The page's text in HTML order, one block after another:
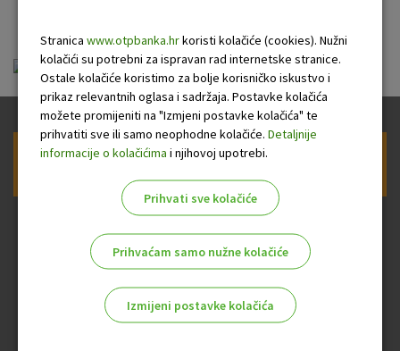
O nama Dnevno financijsko izvješće.pdf
Prijava na newsletter OTP banke
Stranica www.otpbanka.hrkoristi kolačiće (cookies). Nužni
kolačići su potrebni za ispravan rad internetske stranice.
Ostale kolačiće koristimo za bolje korisničko iskustvo i
prikaz relevantnih oglasa i sadržaja. Postavke kolačića
možete promijeniti na "Izmjeni postavke kolačića" te
prihvatiti sve ili samo neophodne kolačiće. Detaljnije
informacije o kolačićima i njihovoj upotrebi.
Prihvati sve kolačiće
Prihvaćam samo nužne kolačiće
Izmijeni postavke kolačića